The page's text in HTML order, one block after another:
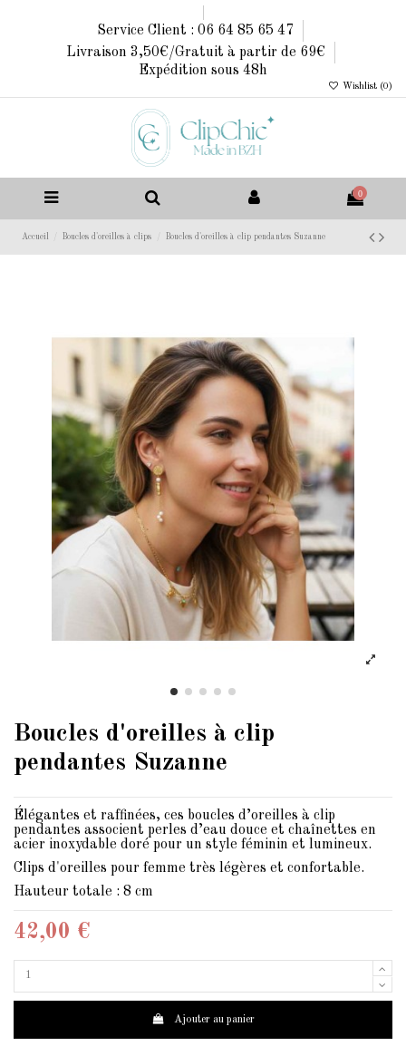
Service Client : 06 64 85 65 47
Livraison 3,50€/Gratuit à partir de 69€
Expédition sous 48h
Wishlist (0 )
0
Accueil Boucles d'oreilles à clips Boucles d'oreilles à clip pendantes Suzanne
Boucles d'oreilles à clip
pendantes Suzanne
Élégantes et raffinées, ces boucles d’oreilles à clip
pendantes associent perles d’eau douce et chaînettes en
acier inoxydable doré pour un style féminin et lumineux.
Clips d'oreilles pour femme très légères et confortable.
Hauteur totale : 8 cm
42,00 €
Ajouter au panier